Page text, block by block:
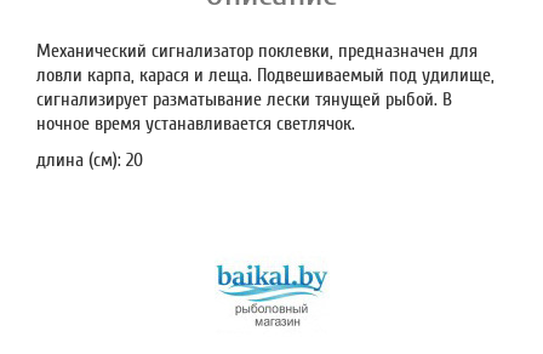
Механический сигнализатор поклевки, предназначен для
ловли карпа, карася и леща. Подвешиваемый под удилище,
сигнализирует разматывание лески тянущей рыбой. В
ночное время устанавливается светлячок.
длина (см): 20